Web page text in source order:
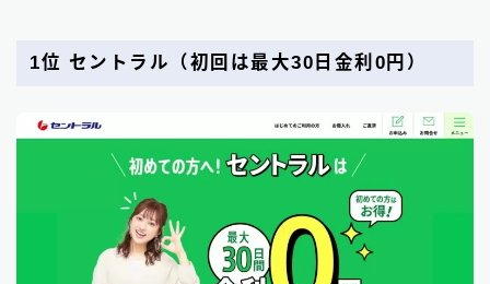
1位 セントラル （初回は最大30日金利0円）